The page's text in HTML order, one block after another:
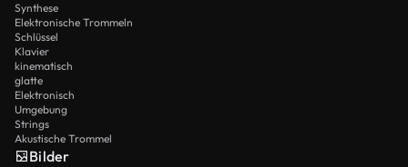
Synthese
Elektronische Trommeln
Schlüssel
Klavier
kinematisch
glatte
Elektronisch
Umgebung
Strings
Akustische Trommel
Bilder